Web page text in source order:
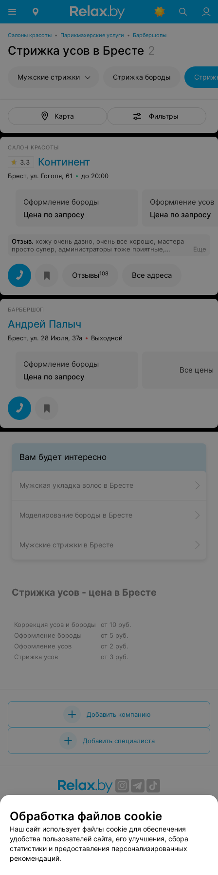
Салоны красоты • Парикмахерские услуги • Барбершопы
Стрижка усов в Бресте 2
Мужские стрижки Стрижка бороды
Карта Фильтры
САЛОН КРАСОТЫ
3.3 Континент
Брест, ул. Гоголя, 61 до 20:00
Оформление бороды
Цена по запросу
Оформление усов
Цена по запросу
Отзыв. хожу очень давно, очень все хорошо, мастера
просто супер, администраторы тоже приятные,
Еще
Отзывы108 Все адреса
БАРБЕРШОП
Андрей Палыч
Брест, ул. 28 Июля, 37а Выходной
Оформление бороды
Цена по запросу
Все цены
Вам будет интересно
Мужская укладка волос в Бресте
Моделирование бороды в Бресте
Мужские стрижки в Бресте
Стрижка усов - цена в Бресте
Коррекция усов и бороды
от 10 руб.
Оформление бороды
от 5 руб.
Оформление усов
от 2 руб.
Стрижка усов
от 3 руб.
Добавить компанию
Добавить специалиста
Вакансии
Публичный договор
Способы оплаты
Публичный договор по использованию сервиса
«Афиша»
Пользовательское соглашение
Обработка файлов cookie
Наш сайт использует файлы cookie для обеспечения
удобства пользователей сайта, его улучшения, сбора
статистики и предоставления персонализированных
рекомендаций.